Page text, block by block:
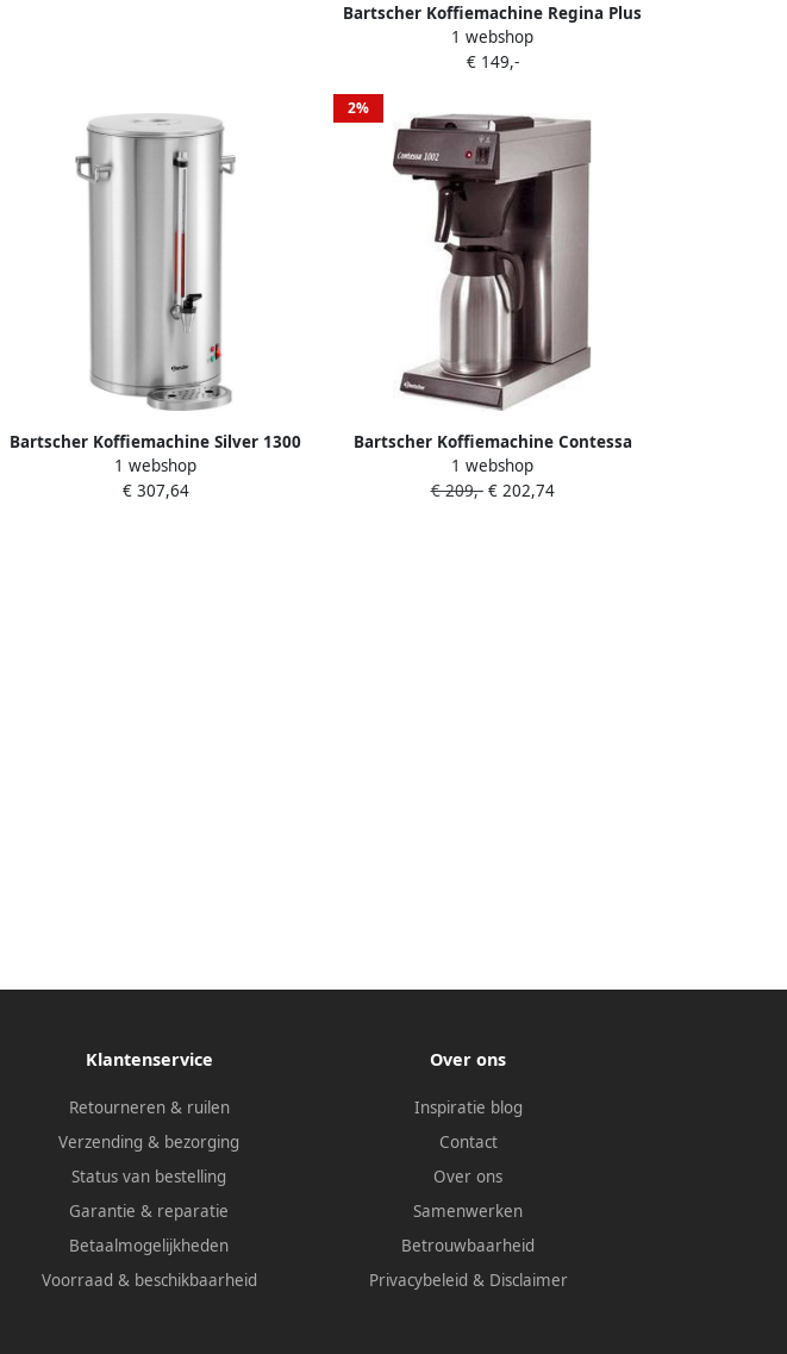
Bartscher Koffiemachine Regina Plus
90 A190199
1 webshop
€ 149,-
Bartscher Koffiemachine Silver 1300
A190189
1 webshop
€ 307,64
2%
Bartscher Koffiemachine Contessa
1002 2L Thermoskan 13 Kopjes
215x400x520mm Horeca Koffiemachine
1 webshop
€ 209,-€ 202,74
Klantenservice
Retourneren & ruilen
Verzending & bezorging
Status van bestelling
Garantie & reparatie
Betaalmogelijkheden
Voorraad & beschikbaarheid
Over ons
Inspiratie blog
Contact
Over ons
Samenwerken
Betrouwbaarheid
Privacybeleid & Disclaimer